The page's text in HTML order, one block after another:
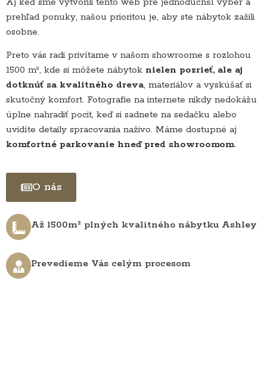
prehľad ponuky, našou prioritou je, aby ste nábytok zažili
osobne.
Preto vás radi privítame v našom showroome s rozlohou
1500 m², kde si môžete nábytok nielen pozrieť, ale aj
dotknúť sa kvalitného dreva, materiálov a vyskúšať si
skutočný komfort. Fotografie na internete nikdy nedokážu
úplne nahradiť pocit, keď si sadnete na sedačku alebo
uvidíte detaily spracovania naživo. Máme dostupné aj
komfortné parkovanie hneď pred showroomom.
O nás
Až 1500m² plných kvalitného nábytku Ashley
Prevedieme Vás celým procesom